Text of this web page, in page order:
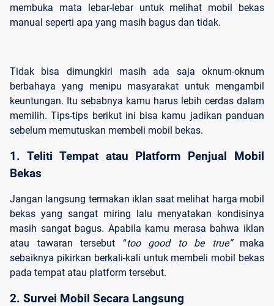
membuka mata lebar-lebar untuk melihat mobil bekas
manual seperti apa yang masih bagus dan tidak.
Tidak bisa dimungkiri masih ada saja oknum-oknum
berbahaya yang menipu masyarakat untuk mengambil
keuntungan. Itu sebabnya kamu harus lebih cerdas dalam
memilih. Tips-tips berikut ini bisa kamu jadikan panduan
sebelum memutuskan membeli mobil bekas.
1. Teliti Tempat atau Platform Penjual Mobil
Bekas
Jangan langsung termakan iklan saat melihat harga mobil
bekas yang sangat miring lalu menyatakan kondisinya
masih sangat bagus. Apabila kamu merasa bahwa iklan
atau tawaran tersebut “too good to be true” maka
sebaiknya pikirkan berkali-kali untuk membeli mobil bekas
pada tempat atau platform tersebut.
2. Survei Mobil Secara Langsung